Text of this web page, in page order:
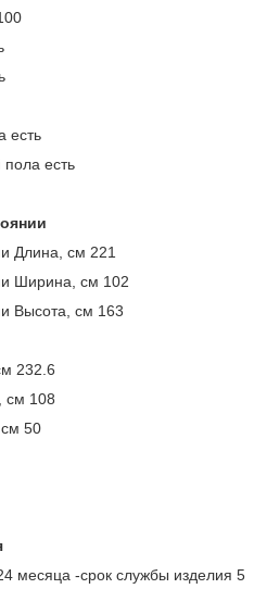
есть
есть
Длина, см 221
Ширина, см 102
Высота, см 163
232.6
см 108
см 50
месяца -срок службы изделия 5